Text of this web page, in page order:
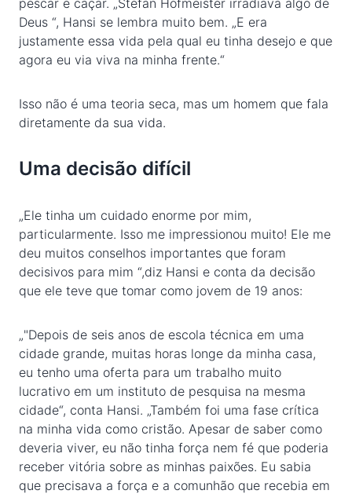
pescar e caçar. „Stefan Hofmeister irradiava algo de
Deus “, Hansi se lembra muito bem. „E era
justamente essa vida pela qual eu tinha desejo e que
agora eu via viva na minha frente.“
Isso não é uma teoria seca, mas um homem que fala
diretamente da sua vida.
Uma decisão difícil
„Ele tinha um cuidado enorme por mim,
particularmente. Isso me impressionou muito! Ele me
deu muitos conselhos importantes que foram
decisivos para mim “,diz Hansi e conta da decisão
que ele teve que tomar como jovem de 19 anos:
„"Depois de seis anos de escola técnica em uma
cidade grande, muitas horas longe da minha casa,
eu tenho uma oferta para um trabalho muito
lucrativo em um instituto de pesquisa na mesma
cidade“, conta Hansi. „Também foi uma fase crítica
na minha vida como cristão. Apesar de saber como
deveria viver, eu não tinha força nem fé que poderia
receber vitória sobre as minhas paixões. Eu sabia
que precisava a força e a comunhão que recebia em